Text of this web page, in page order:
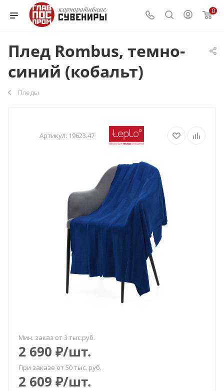
0
Плед Rombus, темно-
синий (кобальт)
Пледы
Артикул: 19623.47
Мин. заказ от 3 тыс.руб.
2 690 ₽/шт.
При заказе от 50 тыс. руб.
2 609 ₽/шт.